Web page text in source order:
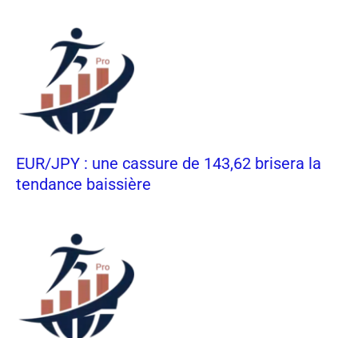
EUR/JPY : une cassure de 143,62 brisera la
tendance baissière